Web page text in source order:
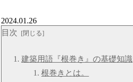
2024.01.26
目次
建築用語『根巻き』の基礎知識
根巻きとは。